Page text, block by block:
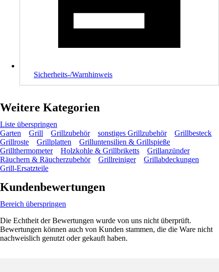
Sicherheits-/Warnhinweis
Weitere Kategorien
Liste überspringen
Garten
Grill Grillzubehör sonstiges Grillzubehör
Grillbesteck
Grillroste
Grillplatten
Grilluntensilien & Grillspieße
Grillthermometer
Holzkohle & Grillbriketts
Grillanzünder
Räuchern & Räucherzubehör
Grillreiniger
Grillabdeckungen
Grill-Ersatzteile
Kundenbewertungen
Bereich überspringen
Die Echtheit der Bewertungen wurde von uns nicht überprüft.
Bewertungen können auch von Kunden stammen, die die Ware nicht
nachweislich genutzt oder gekauft haben.